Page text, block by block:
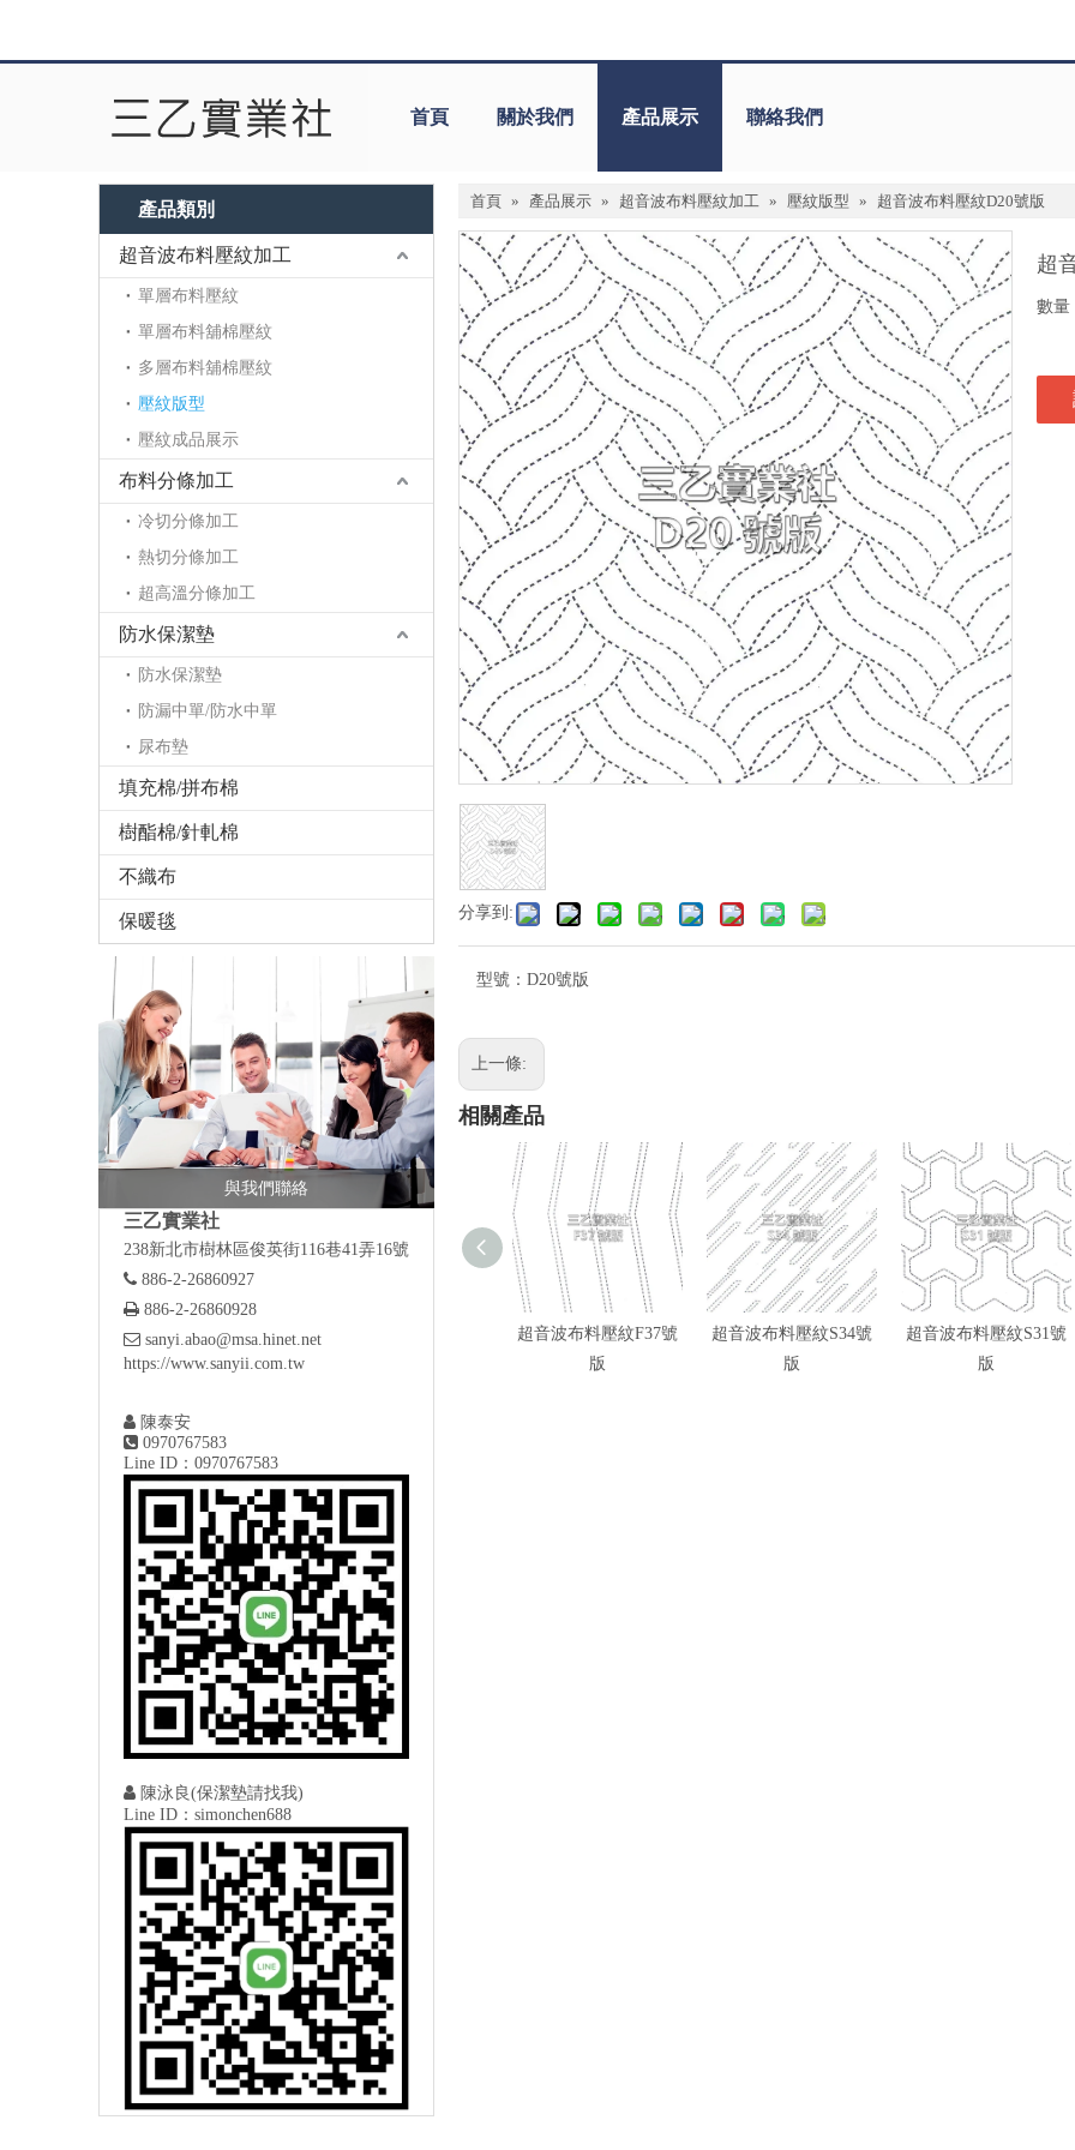
首頁 關於我們 產品展示 聯絡我們
產品類別
超音波布料壓紋加工
單層布料壓紋
單層布料舖棉壓紋
多層布料舖棉壓紋
壓紋版型
壓紋成品展示
布料分條加工
冷切分條加工
熱切分條加工
超高溫分條加工
防水保潔墊
防水保潔墊
防漏中單/防水中單
尿布墊
填充棉/拼布棉
樹酯棉/針軋棉
不織布
保暖毯
與我們聯絡
三乙實業社
238新北市樹林區俊英街116巷41弄16號
 886-2-26860927
 886-2-26860928
 sanyi.abao@msa.hinet.net
https://www.sanyii.com.tw
 陳泰安
 0970767583
Line ID：0970767583
 陳泳良(保潔墊請找我)
Line ID：simonchen688
首頁 » 產品展示 » 超音波布料壓紋加工 » 壓紋版型 » 超音波布料壓紋D20號版
分享到:
超
數量
型號： D20號版
上一條:
相關產品
超音波布料壓紋F37號
版
超音波布料壓紋S34號
版
超音波布料壓紋S31號
版